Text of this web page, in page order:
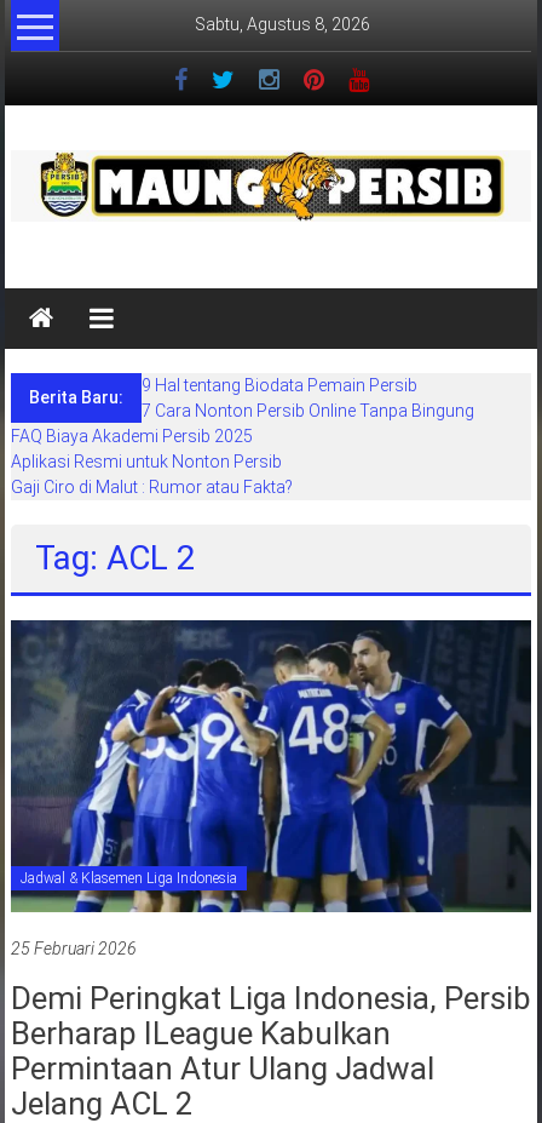
Lompat
ke
Sabtu, Agustus 8, 2026
Maung
Persib
situs
berita
khusus
sepakbola
jawa
barat
indonesia
Berita Baru:
9 Hal tentang Biodata Pemain Persib
7 Cara Nonton Persib Online Tanpa Bingung
FAQ Biaya Akademi Persib 2025
Aplikasi Resmi untuk Nonton Persib
Gaji Ciro di Malut : Rumor atau Fakta?
Tag: ACL 2
Jadwal & Klasemen Liga Indonesia
25 Februari 2026
Demi Peringkat Liga Indonesia, Persib
Berharap ILeague Kabulkan
Permintaan Atur Ulang Jadwal
Jelang ACL 2